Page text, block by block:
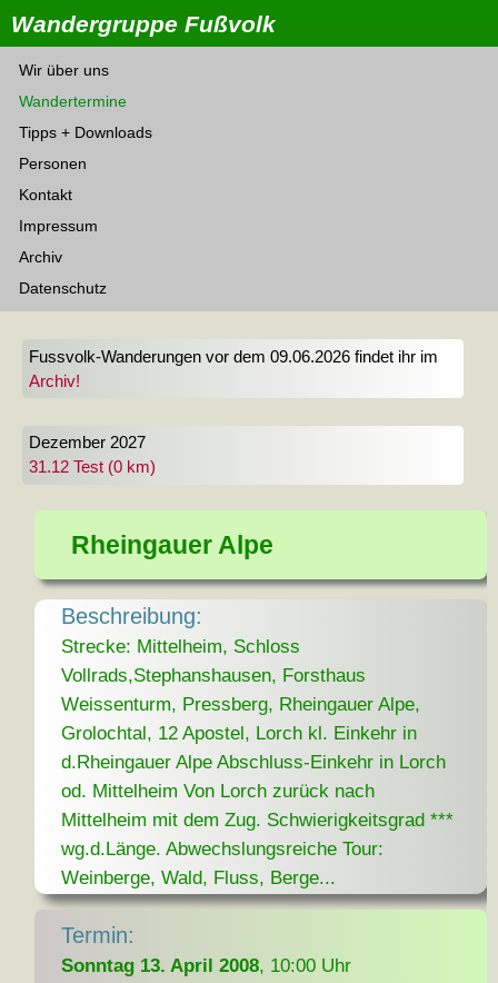
Wandergruppe Fußvolk
Wir über uns
Wandertermine
Tipps + Downloads
Personen
Kontakt
Impressum
Archiv
Datenschutz
Fussvolk-Wanderungen vor dem 09.06.2026 findet ihr im
Archiv!
Dezember 2027
31.12 Test (0 km)
Rheingauer Alpe
Beschreibung:
Strecke: Mittelheim, Schloss
Vollrads,Stephanshausen, Forsthaus
Weissenturm, Pressberg, Rheingauer Alpe,
Grolochtal, 12 Apostel, Lorch kl. Einkehr in
d.Rheingauer Alpe Abschluss-Einkehr in Lorch
od. Mittelheim Von Lorch zurück nach
Mittelheim mit dem Zug. Schwierigkeitsgrad ***
wg.d.Länge. Abwechslungsreiche Tour:
Weinberge, Wald, Fluss, Berge...
Termin:
Sonntag 13. April 2008, 10:00 Uhr